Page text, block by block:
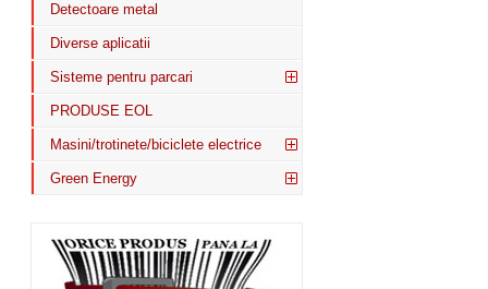
Detectoare metal
Diverse aplicatii
Sisteme pentru parcari
PRODUSE EOL
Masini/trotinete/biciclete electrice
Green Energy